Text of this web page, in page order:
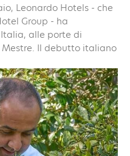
Leonardo Hotels - che
Group - ha
alle porte di
Mestre. Il debutto italiano